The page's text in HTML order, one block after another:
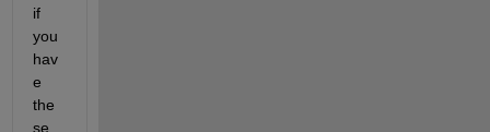
if
you
hav
e
the
se